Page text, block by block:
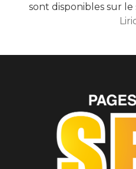
sont disponibles sur le